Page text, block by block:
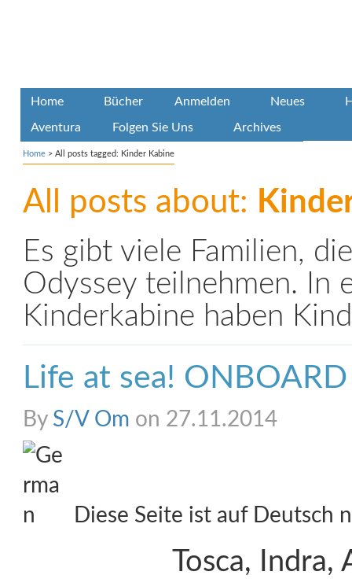
Home Bücher Anmelden Neues
Aventura Folgen Sie Uns Archives
Home > All posts tagged: Kinder Kabine
All posts about:
Es gibt viele Familien,
Odyssey teilnehmen. In
Kinderkabine haben
Life at sea!
By S/V Om on 27.11.2014
Diese Seite ist auf Deutsch
Tosca,